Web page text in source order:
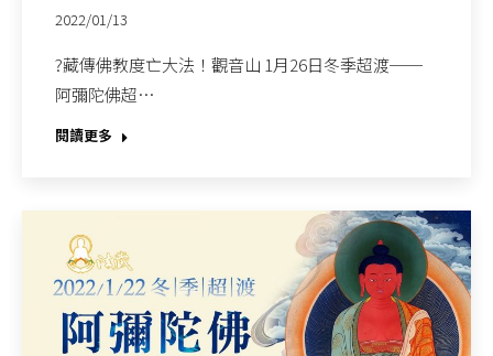
2022/01/13
?藏傳佛教度亡大法！觀音山 1月26日冬季超渡──
阿彌陀佛超…
閱讀更多